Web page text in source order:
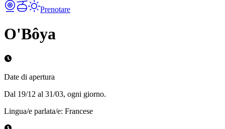
Prenotare
O'Bôya
Date di apertura
Dal 19/12 al 31/03, ogni giorno.
Lingua/e parlata/e: Francese